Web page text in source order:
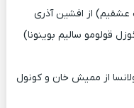
عشقیم) از افشین آذری
قولومو سالیم بوینونا)
از ممیش خان و کونول